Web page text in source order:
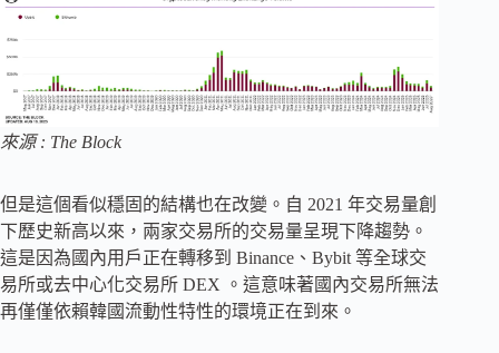
來源 : The Block
但是這個看似穩固的結構也在改變。自 2021 年交易量創
下歷史新高以來，兩家交易所的交易量呈現下降趨勢。
這是因為國內用戶正在轉移到 Binance、Bybit 等全球交
易所或去中心化交易所 DEX 。這意味著國內交易所無法
再僅僅依賴韓國流動性特性的環境正在到來。